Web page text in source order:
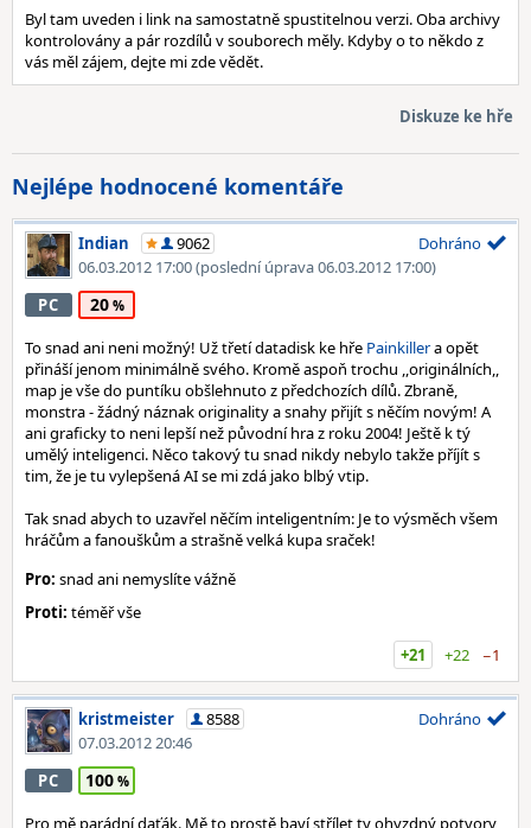
Byl tam uveden i link na samostatně spustitelnou verzi. Oba archivy
kontrolovány a pár rozdílů v souborech měly. Kdyby o to někdo z
vás měl zájem, dejte mi zde vědět.
Diskuze ke hře
Nejlépe hodnocené komentáře
Indian
9062
06.03.2012 17:00(poslední úprava 06.03.2012 17:00)
Dohráno
PC 20
To snad ani neni možný! Už třetí datadisk ke hře Painkillera opět
přináší jenom minimálně svého. Kromě aspoň trochu ,,originálních,,
map je vše do puntíku obšlehnuto z předchozích dílů. Zbraně,
monstra - žádný náznak originality a snahy přijít s něčím novým! A
ani graficky to neni lepší než původní hra z roku 2004! Ještě k tý
umělý inteligenci. Něco takový tu snad nikdy nebylo takže příjít s
tim, že je tu vylepšená AI se mi zdá jako blbý vtip.
Tak snad abych to uzavřel něčím inteligentním: Je to výsměch všem
hráčům a fanouškům a strašně velká kupa sraček!
Pro: snad ani nemyslíte vážně
Proti: téměř vše
+21
+22 −1
kristmeister
8588
07.03.2012 20:46
Dohráno
PC 100
Pro mě parádní daťák. Mě to prostě baví střílet ty ohyzdný potvory,